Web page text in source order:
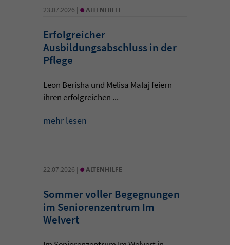
23.07.2026 | • ALTENHILFE
Erfolgreicher
Ausbildungsabschluss in der
Pflege
Leon Berisha und Melisa Malaj feiern
ihren erfolgreichen ...
mehr lesen
22.07.2026 | • ALTENHILFE
Sommer voller Begegnungen
im Seniorenzentrum Im
Welvert